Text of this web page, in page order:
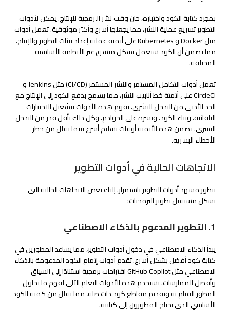
بمجرد كتابة الكود واختباره، حان وقت نشر البرمجية للإنتاج. يمكن لأدوات
التطوير تسريع عملية النشر، مما يجعلها أسرع وأكثر موثوقية. تعمل أدوات
مثل Docker و Kubernetes على أتمتة عملية إعداد بيئات التطوير والإنتاج،
مما يضمن أن الكود سيعمل بشكل متسق عبر الأنظمة الأساسية
المختلفة.
تعمل أدوات التكامل المستمر والنشر المستمر (CI/CD) مثل Jenkins و
CircleCI على أتمتة خط أنابيب النشر، مما يسمح بدفع الكود إلى الإنتاج مع
الحد الأدنى من التدخل البشري. تقوم هذه الأدوات بتشغيل الاختبارات
التلقائية، وبناء الكود، ونشره على الخوادم، وكل ذلك بأقل قدر من التدخل
البشري. تضمن هذه الأتمتة أوقات تسليم أسرع بينما تقلل من خطر
الأخطاء البشرية.
الاتجاهات الحالية في أدوات التطوير
يتطور مشهد أدوات التطوير باستمرار. إليك بعض الاتجاهات الحالية التي
تشكل مستقبل تطوير البرمجيات:
1. التطوير المدعوم بالذكاء الاصطناعي
يبدأ الذكاء الاصطناعي في دخول أدوات التطوير، مما يساعد المطورين في
كتابة كود أفضل بشكل أسرع. تقدم أدوات إتمام الكود المدعومة بالذكاء
الاصطناعي مثل GitHub Copilot اقتراحات برمجية استنادًا إلى السياق
وأفضل الممارسات. تستخدم هذه الأدوات التعلم الآلي لفهم ما يحاول
المطور القيام به وتقديم مقاطع كود ذات صلة، مما يقلل من كمية الكود
الأساسي الذي يحتاج المطورون إلى كتابته.